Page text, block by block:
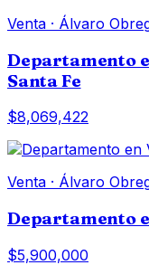
Venta · Álvaro
Departamento
Santa Fe
$8,069,422
Venta · Álvaro
Departamento
$5,900,000